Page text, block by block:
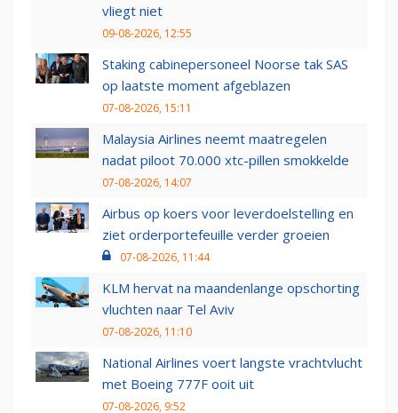
vliegt niet
09-08-2026, 12:55
Staking cabinepersoneel Noorse tak SAS
op laatste moment afgeblazen
07-08-2026, 15:11
Malaysia Airlines neemt maatregelen
nadat piloot 70.000 xtc-pillen smokkelde
07-08-2026, 14:07
Airbus op koers voor leverdoelstelling en
ziet orderportefeuille verder groeien
07-08-2026, 11:44
KLM hervat na maandenlange opschorting
vluchten naar Tel Aviv
07-08-2026, 11:10
National Airlines voert langste vrachtvlucht
met Boeing 777F ooit uit
07-08-2026, 9:52